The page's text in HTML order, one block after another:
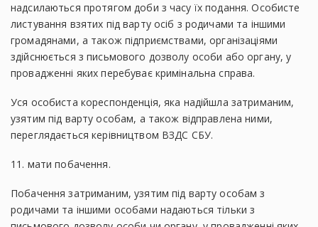
надсилаються протягом доби з часу їх подання. Особисте
листування взятих під варту осіб з родичами та іншими
громадянами, а також підприємствами, організаціями
здійснюється з письмового дозволу особи або органу, у
провадженні яких перебуває кримінальна справа.
Уся особиста кореспонденція, яка надійшла затриманим,
узятим під варту особам, а також відправлена ними,
переглядається керівництвом ВЗДС СБУ.
11. мати побачення.
Побачення затриманим, узятим під варту особам з
родичами та іншими особами надаються тільки з